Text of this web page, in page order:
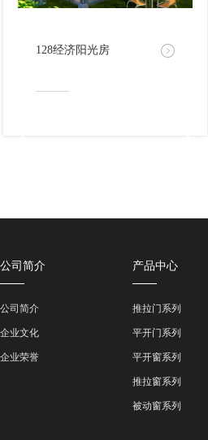
128经济阳光房
公司简介
公司简介
企业文化
企业荣誉
产品中心
推拉门系列
平开门系列
平开窗系列
推拉窗系列
被动窗系列